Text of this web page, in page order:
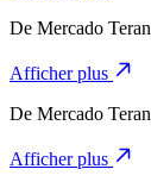
De Mercado Teran
Afficher plus
De Mercado Teran
Afficher plus